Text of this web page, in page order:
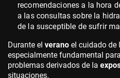
recomendaciones a la hora
a las consultas sobre la
de la susceptible de sufrir
Durante el verano el cuidado de
especialmente fundamental
problemas derivados de la
situaciones.